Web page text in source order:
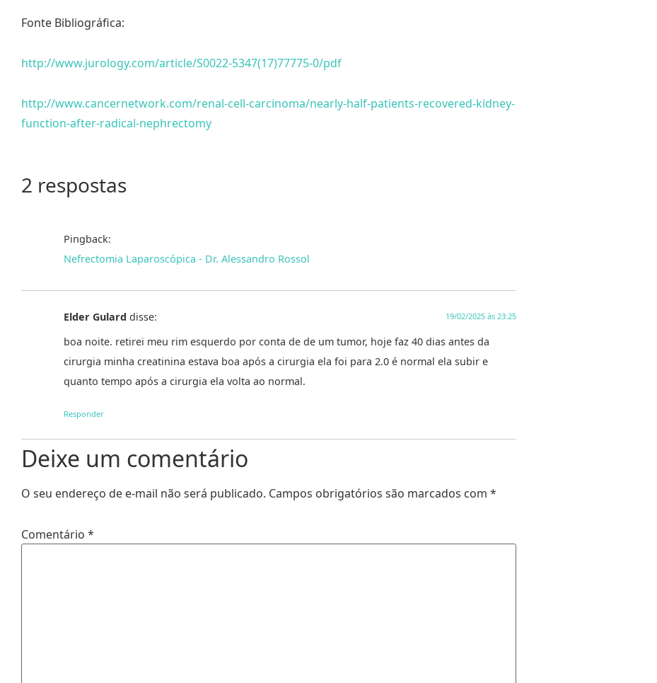
Fonte Bibliográfica:
http://www.jurology.com/article/S0022-5347(17)77775-0/pdf
http://www.cancernetwork.com/renal-cell-carcinoma/nearly-half-patients-recovered-kidney-
function-after-radical-nephrectomy
2 respostas
Pingback:
Nefrectomia Laparoscópica - Dr. Alessandro Rossol
Elder Gulard disse: 19/02/2025 às 23:25
boa noite. retirei meu rim esquerdo por conta de de um tumor, hoje faz 40 dias antes da
cirurgia minha creatinina estava boa após a cirurgia ela foi para 2.0 é normal ela subir e
quanto tempo após a cirurgia ela volta ao normal.
Responder
Deixe um comentário
O seu endereço de e-mail não será publicado. Campos obrigatórios são marcados com *
Comentário *